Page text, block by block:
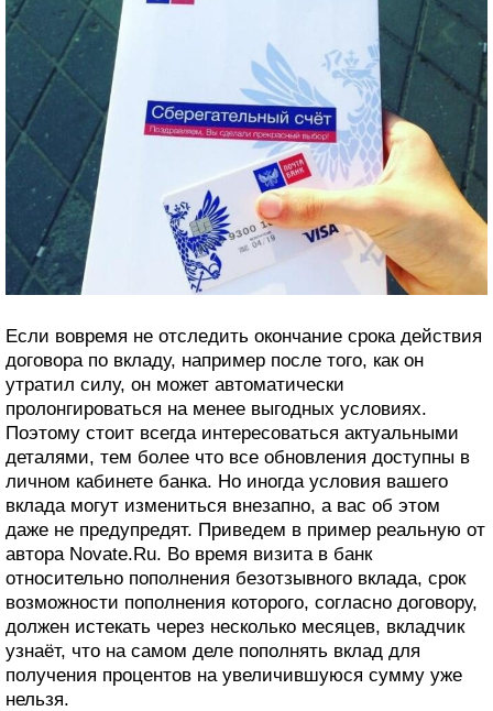
Если вовремя не отследить окончание срока действия
договора по вкладу, например после того, как он
утратил силу, он может автоматически
пролонгироваться на менее выгодных условиях.
Поэтому стоит всегда интересоваться актуальными
деталями, тем более что все обновления доступны в
личном кабинете банка. Но иногда условия вашего
вклада могут измениться внезапно, а вас об этом
даже не предупредят. Приведем в пример реальную от
автора Novate.Ru. Во время визита в банк
относительно пополнения безотзывного вклада, срок
возможности пополнения которого, согласно договору,
должен истекать через несколько месяцев, вкладчик
узнаёт, что на самом деле пополнять вклад для
получения процентов на увеличившуюся сумму уже
нельзя.